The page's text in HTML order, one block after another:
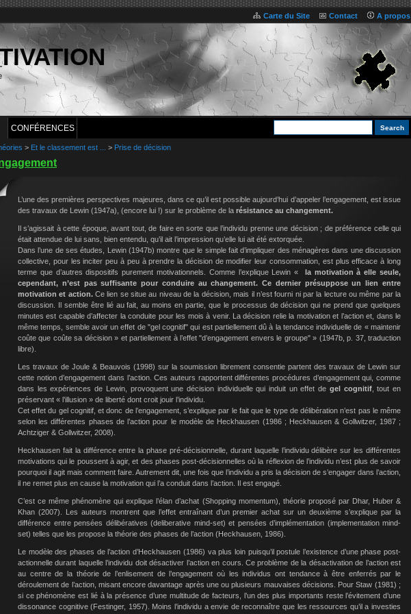
Carte du Site Contact A propos
CONFÉRENCES
> Et le classement est ... > Prise de décision
L’une des premières perspectives majeures, dans ce qu’il est possible aujourd’hui d’appeler l’engagement, est issue
des travaux de Lewin (1947a), (encore lui !) sur le problème de la résistance au changement.
Il s’agissait à cette époque, avant tout, de faire en sorte que l’individu prenne une décision ; de préférence celle qui
était attendue de lui sans, bien entendu, qu’il ait l’impression qu’elle lui ait été extorquée.
Dans l’une de ses études, Lewin (1947b) montre que le simple fait d’impliquer des ménagères dans une discussion
collective, pour les inciter peu à peu à prendre la décision de modifier leur consommation, est plus efficace à long
terme que d’autres dispositifs purement motivationnels. Comme l’explique Lewin «
la motivation à elle seule,
cependant, n’est pas suffisante pour conduire au changement. Ce dernier présuppose un lien entre
motivation et action.Ce lien se situe au niveau de la décision, mais il n’est fourni ni par la lecture ou même par la
discussion. Il semble être lié au fait, au moins en partie, que le processus de décision qui ne prend que quelques
minutes est capable d’affecter la conduite pour les mois à venir. La décision relie la motivation et l’action et, dans le
même temps, semble avoir un effet de "gel cognitif" qui est partiellement dû à la tendance individuelle de « maintenir
coûte que coûte sa décision » et partiellement à l’effet "d’engagement envers le groupe" » (1947b, p. 37, traduction
libre).
Les travaux de Joule & Beauvois (1998) sur la soumission librement consentie partent des travaux de Lewin sur
cette notion d’engagement dans l’action. Ces auteurs rapportent différentes procédures d’engagement qui, comme
dans les expériences de Lewin, provoquent une décision individuelle qui induit un effet de gel cognitif, tout en
préservant « l’illusion » de liberté dont croit jouir l’individu.
Cet effet du gel cognitif, et donc de l’engagement, s’explique par le fait que le type de délibération n’est pas le même
selon les différentes phases de l’action pour le modèle de Heckhausen (1986 ; Heckhausen & Gollwitzer, 1987 ;
Achtziger & Gollwitzer, 2008).
Heckhausen fait la différence entre la phase pré-décisionnelle, durant laquelle l’individu délibère sur les différentes
motivations qui le poussent à agir, et des phases post-décisionnelles où la réflexion de l’individu n’est plus de savoir
pourquoi il agit mais comment faire. Autrement dit, une fois que l’individu a pris la décision de s’engager dans l’action,
il ne remet plus en cause la motivation qui l’a conduit dans l’action. Il est engagé.
C’est ce même phénomène qui explique l’élan d’achat (Shopping momentum), théorie proposé par Dhar, Huber &
Khan (2007). Les auteurs montrent que l’effet entraînant d’un premier achat sur un deuxième s’explique par la
différence entre pensées délibératives (deliberative mind-set) et pensées d’implémentation (implementation mind-
set) telles que les propose la théorie des phases de l’action (Heckhausen, 1986).
Le modèle des phases de l’action d’Heckhausen (1986) va plus loin puisqu’il postule l’existence d’une phase post-
actionnelle durant laquelle l’individu doit désactiver l’action en cours. Ce problème de la désactivation de l’action est
au centre de la théorie de l’enlisement de l’engagement où les individus ont tendance à être enferrés par le
déroulement de l’action, misant encore davantage après une ou plusieurs mauvaises décisions. Pour Staw (1981) ;
si ce phénomène est lié à la présence d’une multitude de facteurs, l’un des plus importants reste l’évitement d’une
dissonance cognitive (Festinger, 1957). Moins l’individu a envie de reconnaître que les ressources qu’il a investies